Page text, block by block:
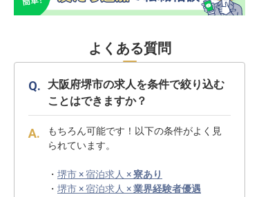
よくある質問
大阪府堺市の求人を条件で絞り込む
ことはできますか？
もちろん可能です！以下の条件がよく見
られています。
・ 堺市 × 宿泊求人 ×寮あり
・ 堺市 × 宿泊求人 ×業界経験者優遇